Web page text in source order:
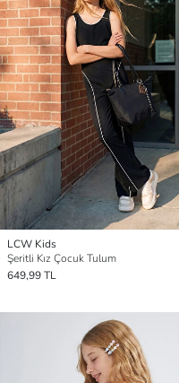
LCW Kids
Şeritli Kız Çocuk Tulum
649,99 TL